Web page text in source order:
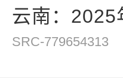
云南：2025
SRC-779654313